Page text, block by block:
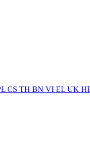
CS TH BN VI EL UK